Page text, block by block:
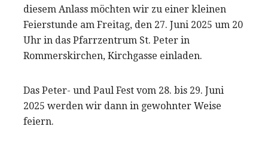
diesem Anlass möchten wir zu einer kleinen
Feierstunde am Freitag, den 27. Juni 2025 um 20
Uhr in das Pfarrzentrum St. Peter in
Rommerskirchen, Kirchgasse einladen.
Das Peter- und Paul Fest vom 28. bis 29. Juni
2025 werden wir dann in gewohnter Weise
feiern.